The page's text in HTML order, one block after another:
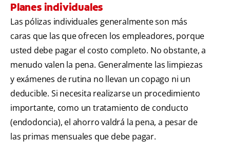
Planes individuales
Las pólizas individuales generalmente son más
caras que las que ofrecen los empleadores, porque
usted debe pagar el costo completo. No obstante, a
menudo valen la pena. Generalmente las limpiezas
y exámenes de rutina no llevan un copago ni un
deducible. Si necesita realizarse un procedimiento
importante, como un tratamiento de conducto
(endodoncia), el ahorro valdrá la pena, a pesar de
las primas mensuales que debe pagar.